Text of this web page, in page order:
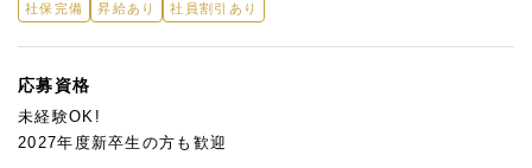
社保完備 昇給あり 社員割引あり
応募資格
未経験OK!
2027年度新卒生の方も歓迎